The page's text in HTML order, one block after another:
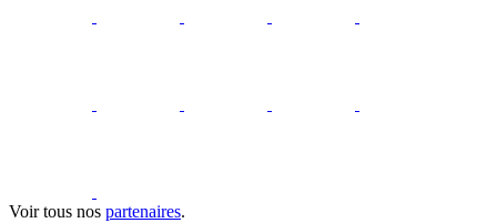
Voir tous nos partenaires.